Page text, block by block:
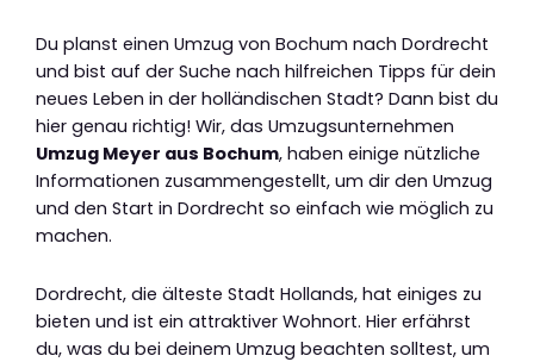
Du planst einen Umzug von Bochum nach Dordrecht
und bist auf der Suche nach hilfreichen Tipps für dein
neues Leben in der holländischen Stadt? Dann bist du
hier genau richtig! Wir, das Umzugsunternehmen
Umzug Meyer aus Bochum, haben einige nützliche
Informationen zusammengestellt, um dir den Umzug
und den Start in Dordrecht so einfach wie möglich zu
machen.
Dordrecht, die älteste Stadt Hollands, hat einiges zu
bieten und ist ein attraktiver Wohnort. Hier erfährst
du, was du bei deinem Umzug beachten solltest, um